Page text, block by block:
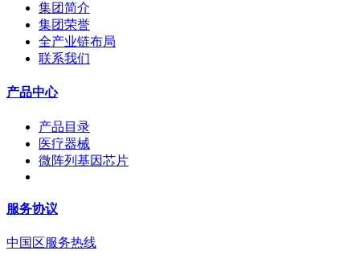
集团简介
集团荣誉
全产业链布局
联系我们
产品中心
产品目录
医疗器械
微阵列基因芯片
服务协议
中国区服务热线